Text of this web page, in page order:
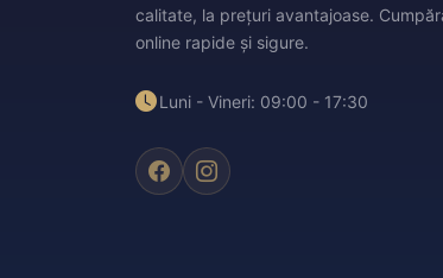
calitate, la prețuri avantajoase.
online rapide și sigure.
Luni - Vineri: 09:00 - 17:30